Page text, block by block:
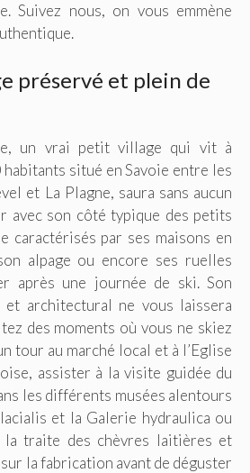
Suivez nous, on vous emmène
préservé et plein de
un vrai petit village qui vit à
habitants situé en Savoie entre les
et La Plagne, saura sans aucun
avec son côté typique des petits
caractérisés par ses maisons en
alpage ou encore ses ruelles
après une journée de ski. Son
architectural ne vous laissera
des moments où vous ne skiez
tour au marché local et à l’Eglise
assister à la visite guidée du
les différents musées alentours
et la Galerie hydraulica ou
traite des chèvres laitières et
la fabrication avant de déguster